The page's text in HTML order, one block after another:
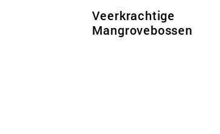
Veerkrachtige
Mangrovebossen